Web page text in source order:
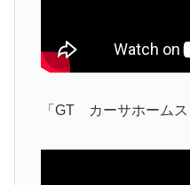
「GT カーサホームス